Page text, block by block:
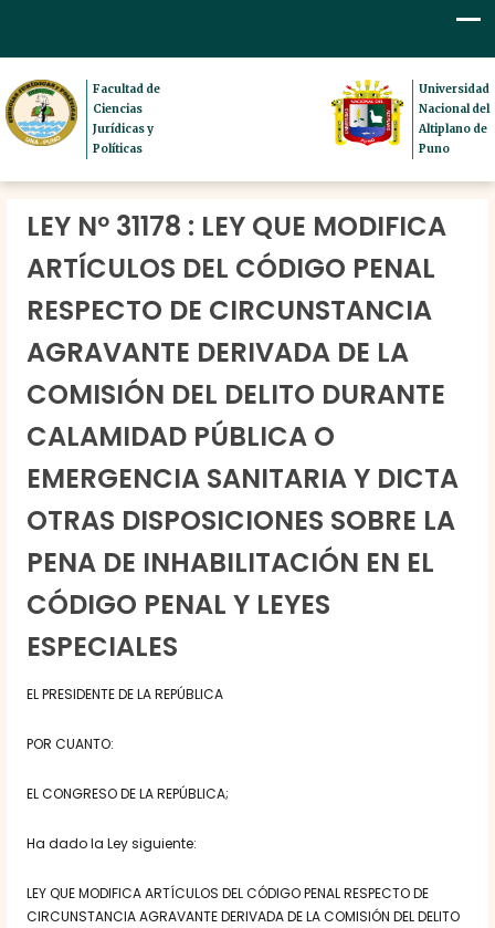
Facultad de
Ciencias
Jurídicas y
Políticas
Universidad
Nacional del
Altiplano de
Puno
LEY Nº 31178 : LEY QUE MODIFICA
ARTÍCULOS DEL CÓDIGO PENAL
RESPECTO DE CIRCUNSTANCIA
AGRAVANTE DERIVADA DE LA
COMISIÓN DEL DELITO DURANTE
CALAMIDAD PÚBLICA O
EMERGENCIA SANITARIA Y DICTA
OTRAS DISPOSICIONES SOBRE LA
PENA DE INHABILITACIÓN EN EL
CÓDIGO PENAL Y LEYES
ESPECIALES
EL PRESIDENTE DE LA REPÚBLICA
POR CUANTO:
EL CONGRESO DE LA REPÚBLICA;
Ha dado la Ley siguiente:
LEY QUE MODIFICA ARTÍCULOS DEL CÓDIGO PENAL RESPECTO DE
CIRCUNSTANCIA AGRAVANTE DERIVADA DE LA COMISIÓN DEL DELITO